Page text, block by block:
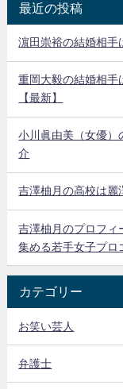
最近の投稿
濵田崇裕の結婚相手
重岡大毅の結婚相手
【最新】
小川眞由美（女優）
介
吉澤柚月の高校は麗
吉澤柚月のプロフィ
集める若手女子プロ
カテゴリー
お笑い芸人
弁護士